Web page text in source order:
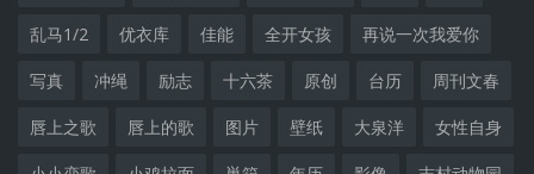
乱马1/2 优衣库 佳能 全开女孩 再说一次我爱你
写真 冲绳 励志 十六茶 原创 台历 周刊文春
唇上之歌 唇上的歌 图片 壁纸 大泉洋 女性自身